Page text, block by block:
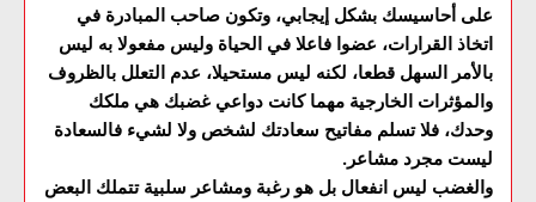
على أحاسيسك بشكل إيجابي، وتكون صاحب المبادرة في
اتخاذ القرارات، عضوا فاعلا في الحياة وليس مفعولا به ليس
بالأمر السهل قطعا، لكنه ليس مستحيلا، عدم التعلل بالظروف
والمؤثرات الخارجية مهما كانت دواعي غضبك هي ملكك
وحدك، فلا تسلم مفاتيح سعادتك لشخص ولا لشيء فالسعادة
ليست مجرد مشاعر.
والغضب ليس انفعال بل هو رغبة ومشاعر سلبية تتملك البعض